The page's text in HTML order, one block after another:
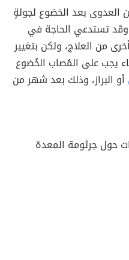
بعد الخضوع لجولةٍ
وقَد تستدعي الحاجة في
من العلاج، ولكن بتغيير
يجب على المُصاب الخُضوع
أو البراز، وذلك بعد شهر من
حول جرثومة المعدة